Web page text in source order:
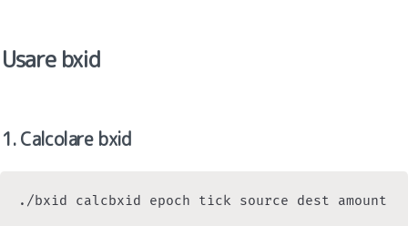
Usare bxid
1. Calcolare bxid